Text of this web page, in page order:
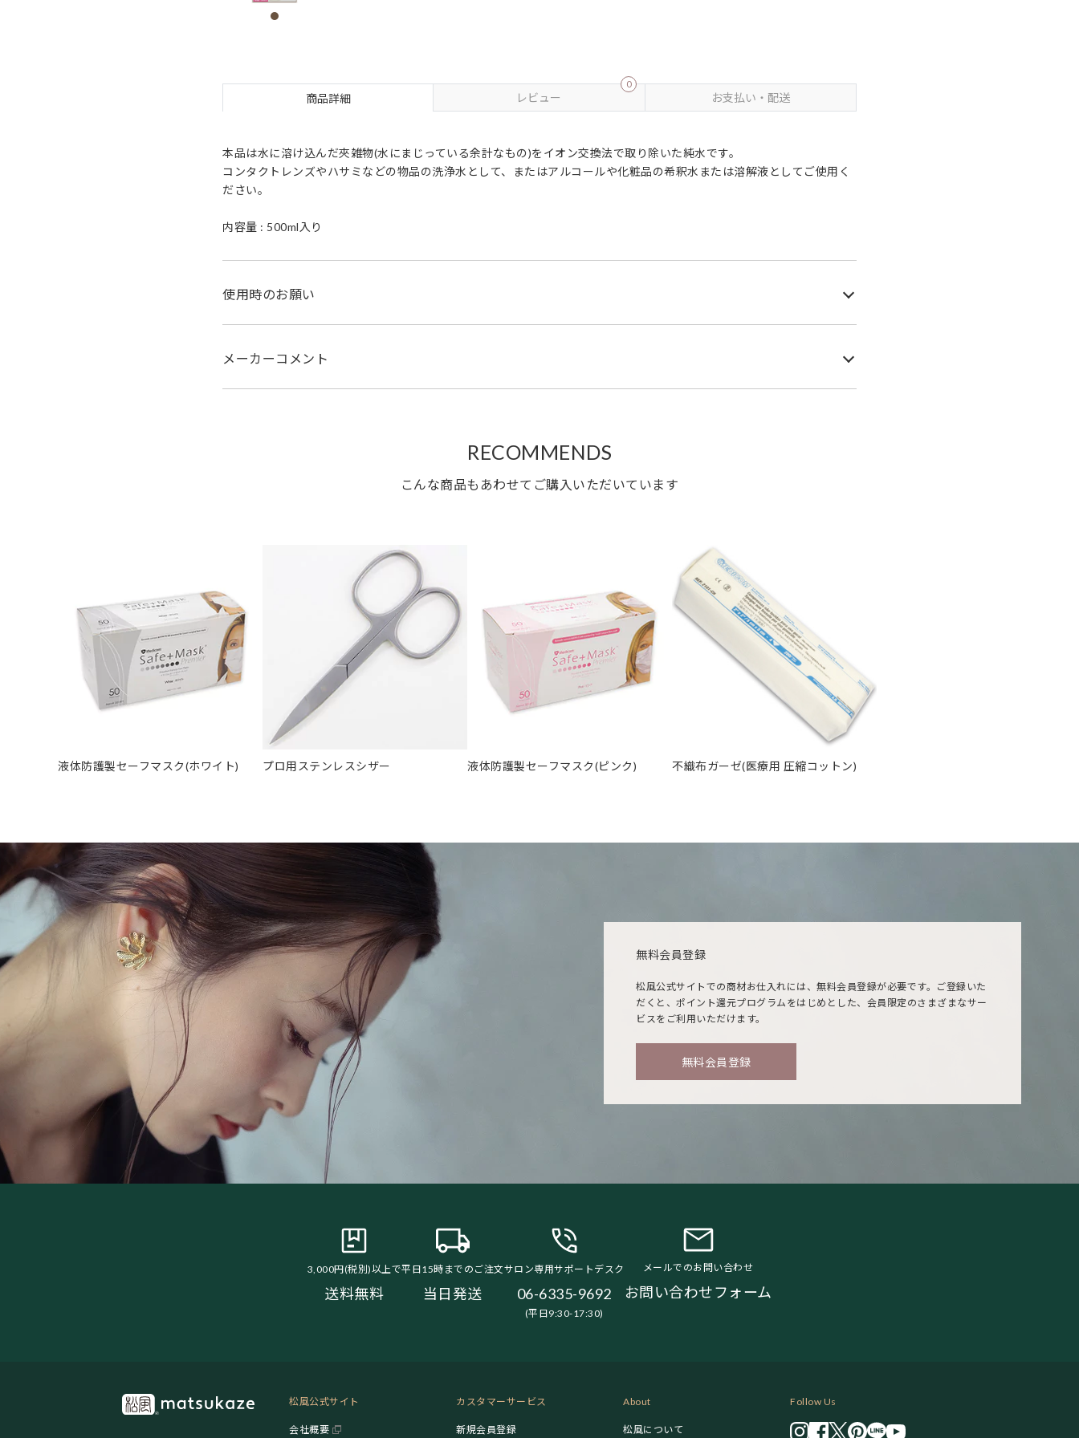
商品詳細 レビュー
0
お支払い・配送
本品は水に溶け込んだ夾雑物(水にまじっている余計なもの)をイオン交換法で取り除いた純水です。
コンタクトレンズやハサミなどの物品の洗浄水として、またはアルコールや化粧品の希釈水または溶解液としてご使用く
ださい。
内容量 : 500ml入り
使用時のお願い
メーカーコメント
RECOMMENDS
こんな商品もあわせてご購入いただいています
液体防護製セーフマスク(ホワイト) プロ用ステンレスシザー 液体防護製セーフマスク(ピンク) 不織布ガーゼ(医療用 圧縮コットン)
無料会員登録
松風公式サイトでの商材お仕入れには、無料会員登録が必要です。ご登録いた
だくと、ポイント還元プログラムをはじめとした、会員限定のさまざまなサー
ビスをご利用いただけます。
無料会員登録
3,000円(税別)以上で
送料無料
平日15時までのご注文
当日発送
サロン専用サポートデスク
06-6335-9692
(平日9:30-17:30)
メールでのお問い合わせ
お問い合わせフォーム
松風公式サイト
会社概要
カスタマーサービス
新規会員登録
About
松風について
Follow Us